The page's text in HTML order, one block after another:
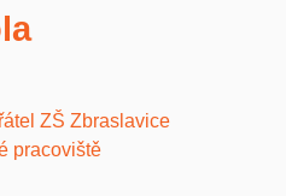
ZŠ Zbraslavice
pracoviště